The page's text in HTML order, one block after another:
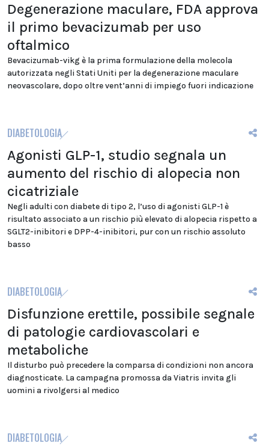
Degenerazione maculare, FDA approva
il primo bevacizumab per uso
oftalmico
Bevacizumab-vikg è la prima formulazione della molecola
autorizzata negli Stati Uniti per la degenerazione maculare
neovascolare, dopo oltre vent’anni di impiego fuori indicazione
DIABETOLOGIA
Agonisti GLP-1, studio segnala un
aumento del rischio di alopecia non
cicatriziale
Negli adulti con diabete di tipo 2, l’uso di agonisti GLP-1 è
risultato associato a un rischio più elevato di alopecia rispetto a
SGLT2-inibitori e DPP-4-inibitori, pur con un rischio assoluto
basso
DIABETOLOGIA
Disfunzione erettile, possibile segnale
di patologie cardiovascolari e
metaboliche
Il disturbo può precedere la comparsa di condizioni non ancora
diagnosticate. La campagna promossa da Viatris invita gli
uomini a rivolgersi al medico
DIABETOLOGIA